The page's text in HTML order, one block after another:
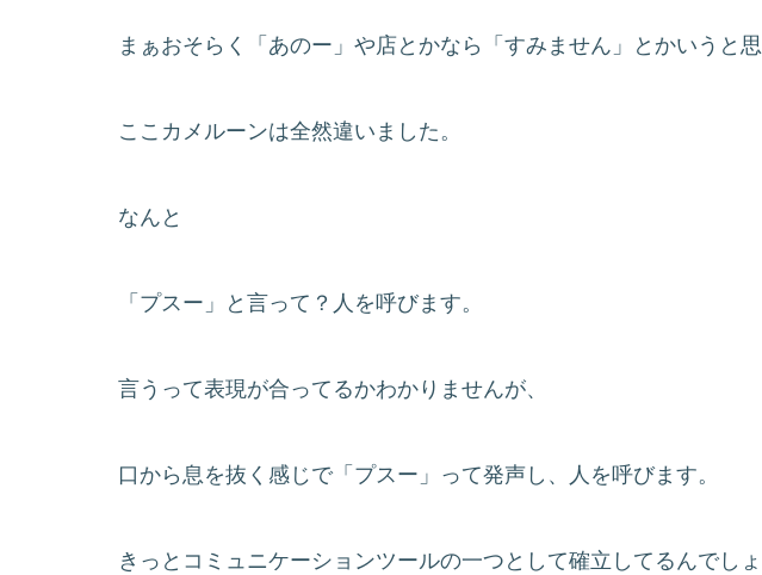
まぁおそらく「あのー」や店とかなら「すみません」とかいうと思
ここカメルーンは全然違いました。
なんと
「プスー」と言って？人を呼びます。
言うって表現が合ってるかわかりませんが、
口から息を抜く感じで「プスー」って発声し、人を呼びます。
きっとコミュニケーションツールの一つとして確立してるんでしょ